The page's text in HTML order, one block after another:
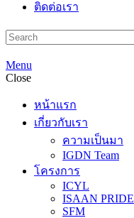
ติดต่อเรา
Menu
Close
หน้าแรก
เกี่ยวกับเรา
ความเป็นมา
IGDN Team
โครงการ
ICYL
ISAAN PRIDE
SFM